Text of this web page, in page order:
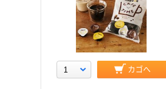
カゴへ